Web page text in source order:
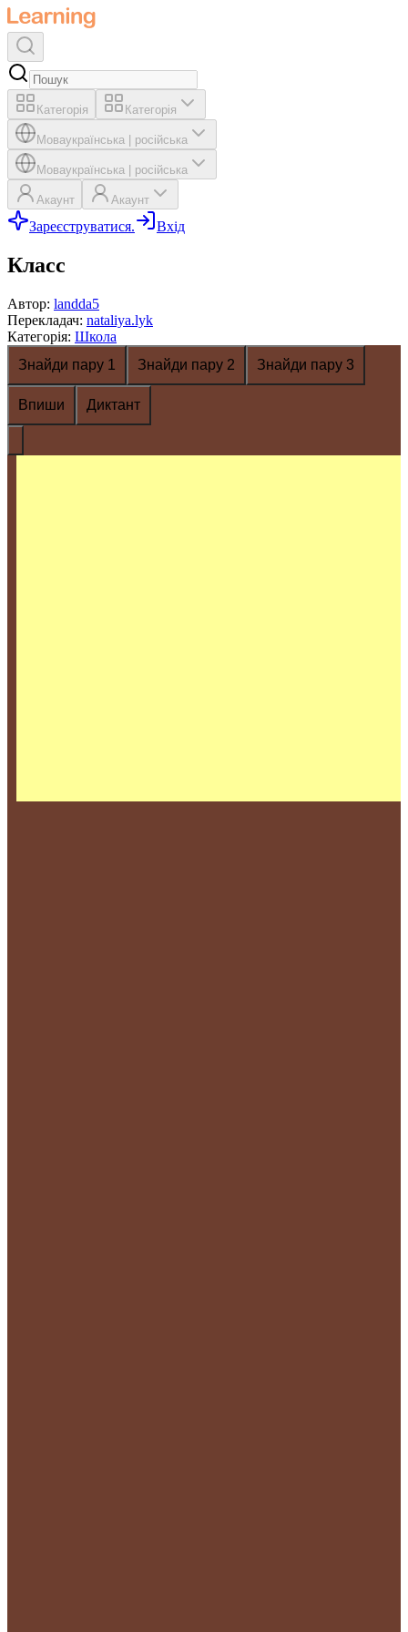
Категорія Категорія
Моваукраїнська російська
Моваукраїнська російська
Акаунт Акаунт
Зареєструватися. Вхід
Класс
Автор: landda5
Перекладач: nataliya.lyk
Категорія: Школа
Знайди пару 1
Знайди пару 2 Знайди пару 3
Впиши Диктант